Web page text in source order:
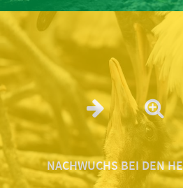
NACHWUCHS BEI DEN